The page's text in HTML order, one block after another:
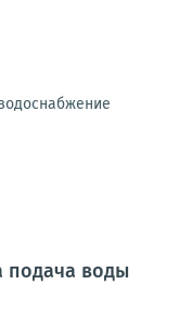
подача воды